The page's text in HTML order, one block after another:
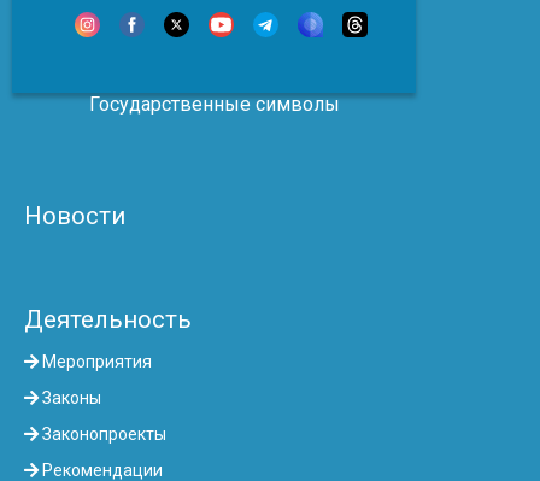
Государственные символы
Новости
Деятельность
Мероприятия
Законы
Законопроекты
Рекомендации